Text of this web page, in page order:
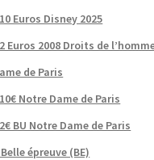
Euros Disney 2025
Euros 2008 Droits de
de Paris
Notre Dame de Paris
BU Notre Dame de Paris
épreuve (BE)